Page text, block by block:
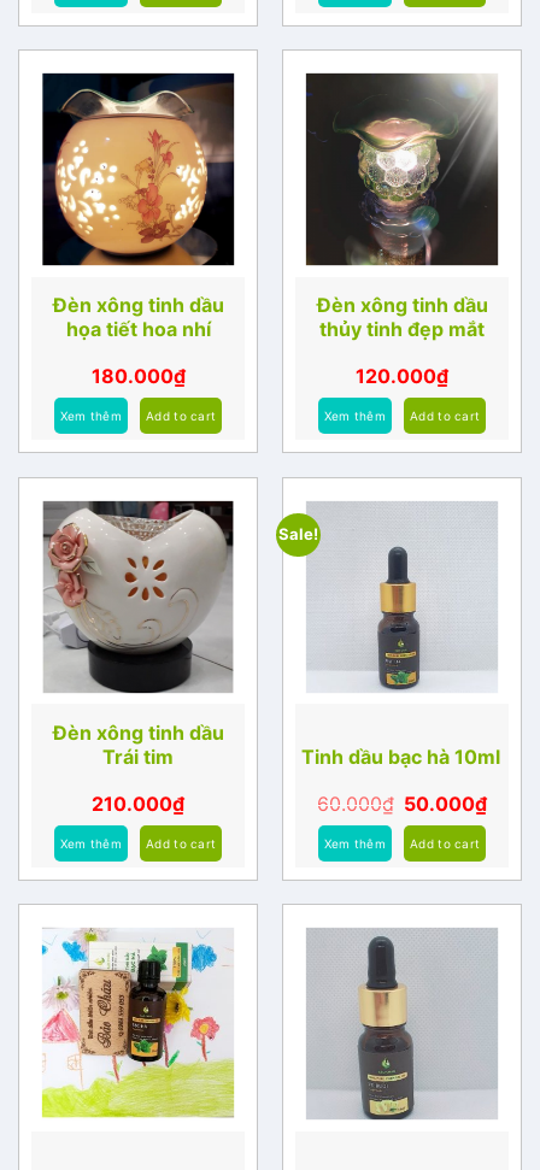
Đèn xông tinh dầu
họa tiết hoa nhí
180.000₫
Xem thêm Add to cart
Đèn xông tinh dầu
thủy tinh đẹp mắt
120.000₫
Xem thêm Add to cart
Đèn xông tinh dầu
Trái tim
210.000₫
Xem thêm Add to cart
Sale!
Tinh dầu bạc hà 10ml
60.000₫ 50.000₫
Xem thêm Add to cart